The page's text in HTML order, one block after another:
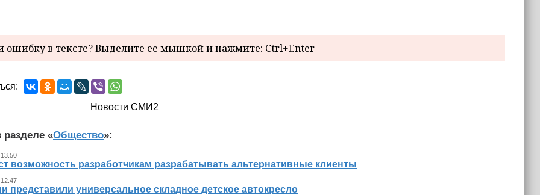
в тексте? Выделите ее мышкой и нажмите: Ctrl+Enter
Новости СМИ2
разделе «Общество»:
возможность разработчикам разрабатывать альтернативные клиенты
представили универсальное складное детское автокресло